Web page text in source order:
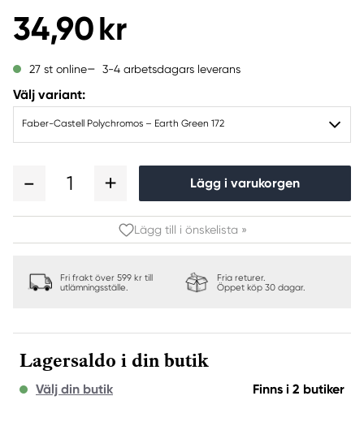
34,90 kr
27 st online 3-4 arbetsdagars leverans
Välj variant:
Faber-Castell Polychromos – Earth Green 172
1 Lägg i varukorgen
Lägg till i önskelista »
Fri frakt över 599 kr till
utlämningsställe.
Fria returer.
Öppet köp 30 dagar.
Lagersaldo i din butik
Välj din butik Finns i 2 butiker